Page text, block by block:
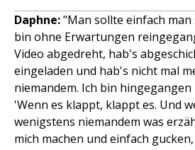
Daphne:"Man sollte einfach man
bin ohne Erwartungen
Video abgedreht, hab's
eingeladen und hab's nicht mal
niemandem. Ich bin
'Wenn es klappt, klappt es. Und
wenigstens niemandem was
mich machen und einfach